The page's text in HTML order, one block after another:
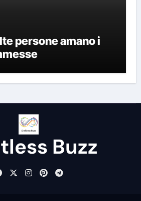
persone amano i
Buzz